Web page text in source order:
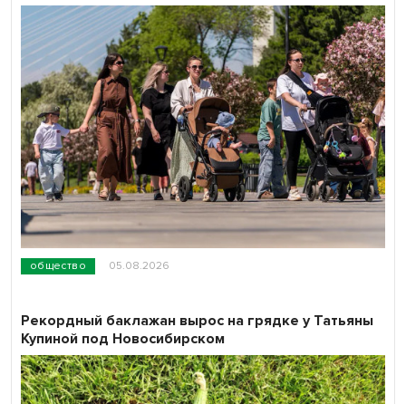
общество 05.08.2026
Рекордный баклажан вырос на грядке у Татьяны
Купиной под Новосибирском